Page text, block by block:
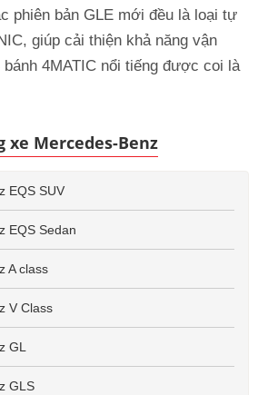
phiên bản GLE mới đều là loại tự
giúp cải thiện khả năng vận
bánh 4MATIC nổi tiếng được coi là
xe Mercedes-Benz
EQS SUV
EQS Sedan
A class
V Class
GL
GLS